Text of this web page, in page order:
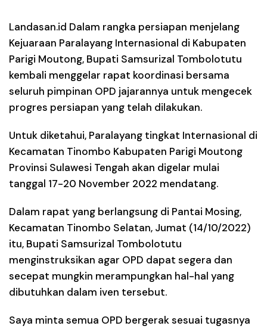
Landasan.id Dalam rangka persiapan menjelang
Kejuaraan Paralayang Internasional di Kabupaten
Parigi Moutong, Bupati Samsurizal Tombolotutu
kembali menggelar rapat koordinasi bersama
seluruh pimpinan OPD jajarannya untuk mengecek
progres persiapan yang telah dilakukan.
Untuk diketahui, Paralayang tingkat Internasional di
Kecamatan Tinombo Kabupaten Parigi Moutong
Provinsi Sulawesi Tengah akan digelar mulai
tanggal 17-20 November 2022 mendatang.
Dalam rapat yang berlangsung di Pantai Mosing,
Kecamatan Tinombo Selatan, Jumat (14/10/2022)
itu, Bupati Samsurizal Tombolotutu
menginstruksikan agar OPD dapat segera dan
secepat mungkin merampungkan hal-hal yang
dibutuhkan dalam iven tersebut.
Saya minta semua OPD bergerak sesuai tugasnya